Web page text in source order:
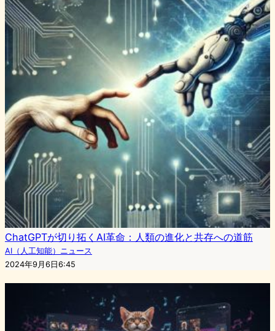
ChatGPTが切り拓くAI革命：人類の進化と共存への道筋
AI（人工知能）ニュース
2024年9月6日6:45